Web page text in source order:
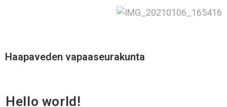
Haapaveden vapaaseurakunta
Hello world!